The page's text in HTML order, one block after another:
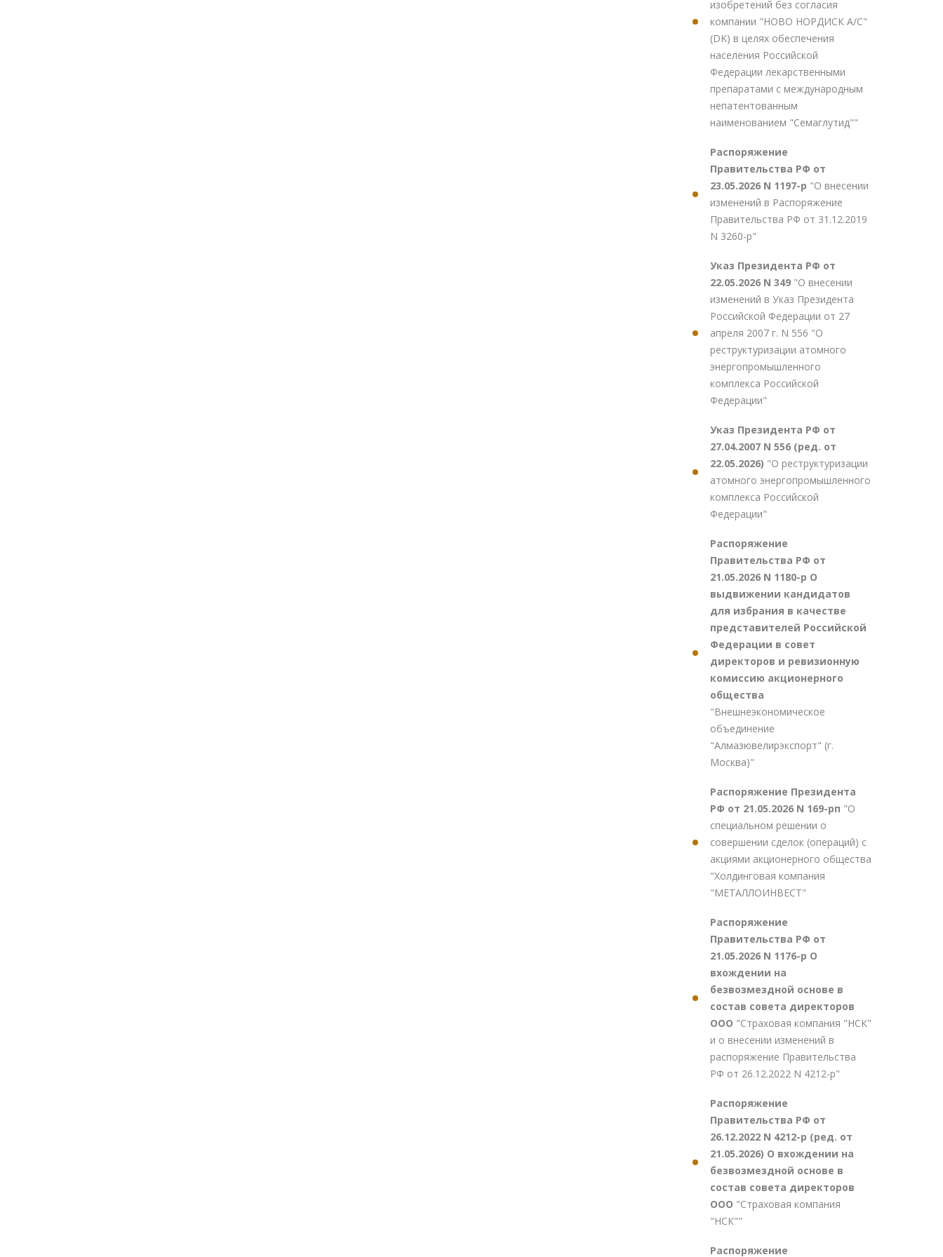
изобретений без согласия
компании "НОВО НОРДИСК А/С"
(DK) в целях обеспечения
населения Российской
Федерации лекарственными
препаратами с международным
непатентованным
наименованием "Семаглутид""
Распоряжение
Правительства РФ от
23.05.2026 N 1197-р "О внесении
изменений в Распоряжение
Правительства РФ от 31.12.2019
N 3260-р"
Указ Президента РФ от
22.05.2026 N 349 "О внесении
изменений в Указ Президента
Российской Федерации от 27
апреля 2007 г. N 556 "О
реструктуризации атомного
энергопромышленного
комплекса Российской
Федерации"
Указ Президента РФ от
27.04.2007 N 556 (ред. от
22.05.2026) "О реструктуризации
атомного энергопромышленного
комплекса Российской
Федерации"
Распоряжение
Правительства РФ от
21.05.2026 N 1180-р О
выдвижении кандидатов
для избрания в качестве
представителей Российской
Федерации в совет
директоров и ревизионную
комиссию акционерного
общества
"Внешнеэкономическое
объединение
"Алмазювелирэкспорт" (г.
Москва)"
Распоряжение Президента
РФ от 21.05.2026 N 169-рп "О
специальном решении о
совершении сделок (операций) с
акциями акционерного общества
"Холдинговая компания
"МЕТАЛЛОИНВЕСТ"
Распоряжение
Правительства РФ от
21.05.2026 N 1176-р О
вхождении на
безвозмездной основе в
состав совета директоров
ООО "Страховая компания "НСК"
и о внесении изменений в
распоряжение Правительства
РФ от 26.12.2022 N 4212-р"
Распоряжение
Правительства РФ от
26.12.2022 N 4212-р (ред. от
21.05.2026) О вхождении на
безвозмездной основе в
состав совета директоров
ООО "Страховая компания
"НСК""
Распоряжение